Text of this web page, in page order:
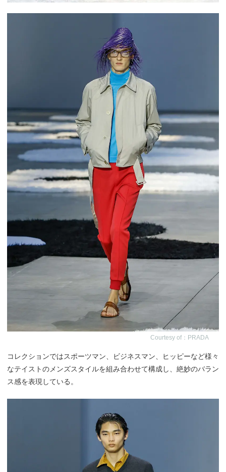
Courtesy of：PRADA
コレクションではスポーツマン、ビジネスマン、ヒッピーなど様々
なテイストのメンズスタイルを組み合わせて構成し、絶妙のバラン
ス感を表現している。